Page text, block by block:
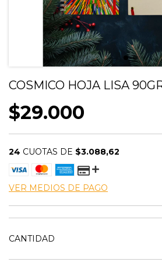
COSMICO HOJA LISA
$29.000
24 CUOTAS DE $3.088,62
VER MEDIOS DE PAGO
CANTIDAD